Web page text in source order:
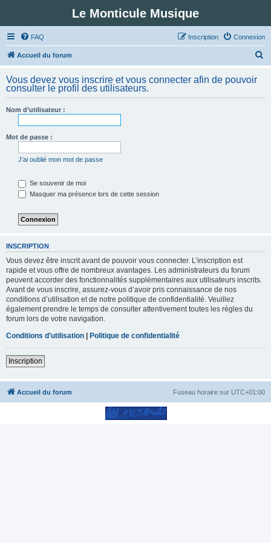
Le Monticule Musique
FAQ Connexion
Inscription
Accueil du forum
h
Vous devez vous inscrire et vous connecter afin de pouvoir
consulter le profil des utilisateurs.
Nom d’utilisateur :
Mot de passe :
J’ai oublié mon mot de passe
Se souvenir de moi
Masquer ma présence lors de cette session
INSCRIPTION
Vous devez être inscrit avant de pouvoir vous connecter. L’inscription est
rapide et vous offre de nombreux avantages. Les administrateurs du forum
peuvent accorder des fonctionnalités supplémentaires aux utilisateurs inscrits.
Avant de vous inscrire, assurez-vous d’avoir pris connaissance de nos
conditions d’utilisation et de notre politique de confidentialité. Veuillez
également prendre le temps de consulter attentivement toutes les règles du
forum lors de votre navigation.
Conditions d’utilisation | Politique de confidentialité
Inscription
Accueil du forum Fuseau horaire sur UTC+01:00